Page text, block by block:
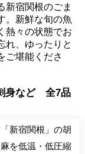
新宿関根のごま
。新鮮な旬の魚
熱々の状態でお
れ、ゆったりと
ご堪能くださ
身など 全7品
新宿関根」の胡
を低温・低圧縮